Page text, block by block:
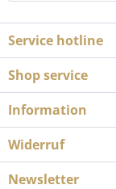
Service hotline
Shop service
Information
Widerruf
Newsletter